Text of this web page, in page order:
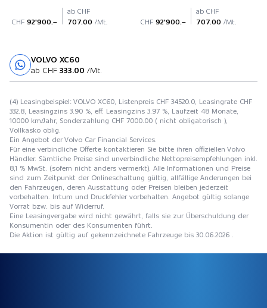
CHF 92'900.–
ab CHF
707.00 /Mt. CHF 92'900.–
ab CHF
707.00 /Mt.
VOLVO XC60
ab CHF 333.00 /Mt.
(4) Leasingbeispiel: VOLVO XC60, Listenpreis CHF 34520.0, Leasingrate CHF
332.8, Leasingzins 3.90 %, eff. Leasingzins 3.97 %, Laufzeit 48 Monate,
10000 km/Jahr, Sonderzahlung CHF 7000.00 ( nicht obligatorisch ),
Vollkasko oblig.
Ein Angebot der Volvo Car Financial Services.
Für eine verbindliche Offerte kontaktieren Sie bitte ihren offiziellen Volvo
Händler. Sämtliche Preise sind unverbindliche Nettopreisempfehlungen inkl.
8,1 % MwSt. (sofern nicht anders vermerkt). Alle Informationen und Preise
sind zum Zeitpunkt der Onlineschaltung gültig, allfällige Änderungen bei
den Fahrzeugen, deren Ausstattung oder Preisen bleiben jederzeit
vorbehalten. Irrtum und Druckfehler vorbehalten. Angebot gültig solange
Vorrat bzw. bis auf Widerruf.
Eine Leasingvergabe wird nicht gewährt, falls sie zur Überschuldung der
Konsumentin oder des Konsumenten führt.
Die Aktion ist gültig auf gekennzeichnete Fahrzeuge bis 30.06.2026 .